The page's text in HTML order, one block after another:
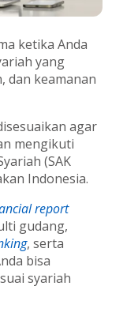
ketika Anda
yang
dan keamanan
agar
mengikuti
(SAK
Indonesia.
report
gudang,
, serta
bisa
syariah